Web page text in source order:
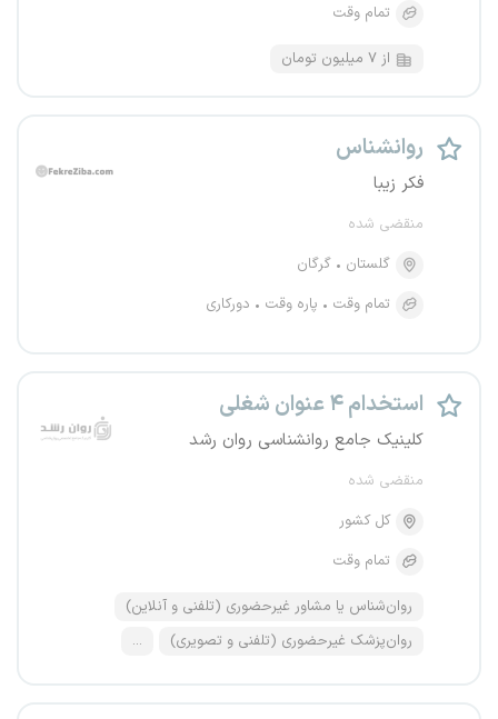
تمام وقت
از ۷ میلیون تومان
روانشناس
فکر زیبا
منقضی شده
گلستان
گرگان
تمام وقت
پاره وقت دورکاری
استخدام ۴ عنوان شغلی
کلینیک جامع روانشناسی روان رشد
منقضی شده
کل کشور
تمام وقت
روان‌شناس یا مشاور غیرحضوری (تلفنی و آنلاین)
روان‌پزشک غیرحضوری (تلفنی و تصویری)
...